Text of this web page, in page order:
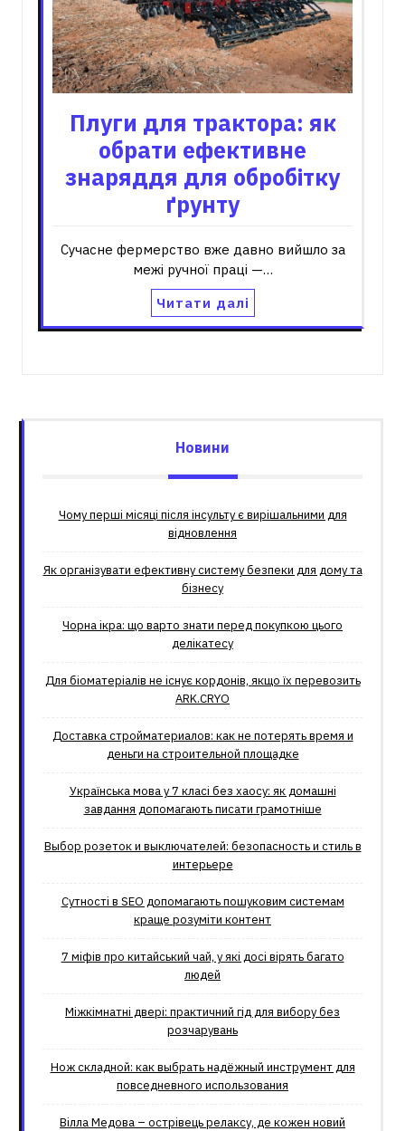
Плуги для трактора: як
обрати ефективне
знаряддя для обробітку
ґрунту
Сучасне фермерство вже давно вийшло за
межі ручної праці —…
Читати далі
Новини
Чому перші місяці після інсульту є вирішальними для
відновлення
Як організувати ефективну систему безпеки для дому та
бізнесу
Чорна ікра: що варто знати перед покупкою цього
делікатесу
Для біоматеріалів не існує кордонів, якщо їх перевозить
ARK.CRYO
Доставка стройматериалов: как не потерять время и
деньги на строительной площадке
Українська мова у 7 класі без хаосу: як домашні
завдання допомагають писати грамотніше
Выбор розеток и выключателей: безопасность и стиль в
интерьере
Сутності в SEO допомагають пошуковим системам
краще розуміти контент
7 міфів про китайський чай, у які досі вірять багато
людей
Міжкімнатні двері: практичний гід для вибору без
розчарувань
Нож складной: как выбрать надёжный инструмент для
повседневного использования
Вілла Медова – острівець релаксу, де кожен новий